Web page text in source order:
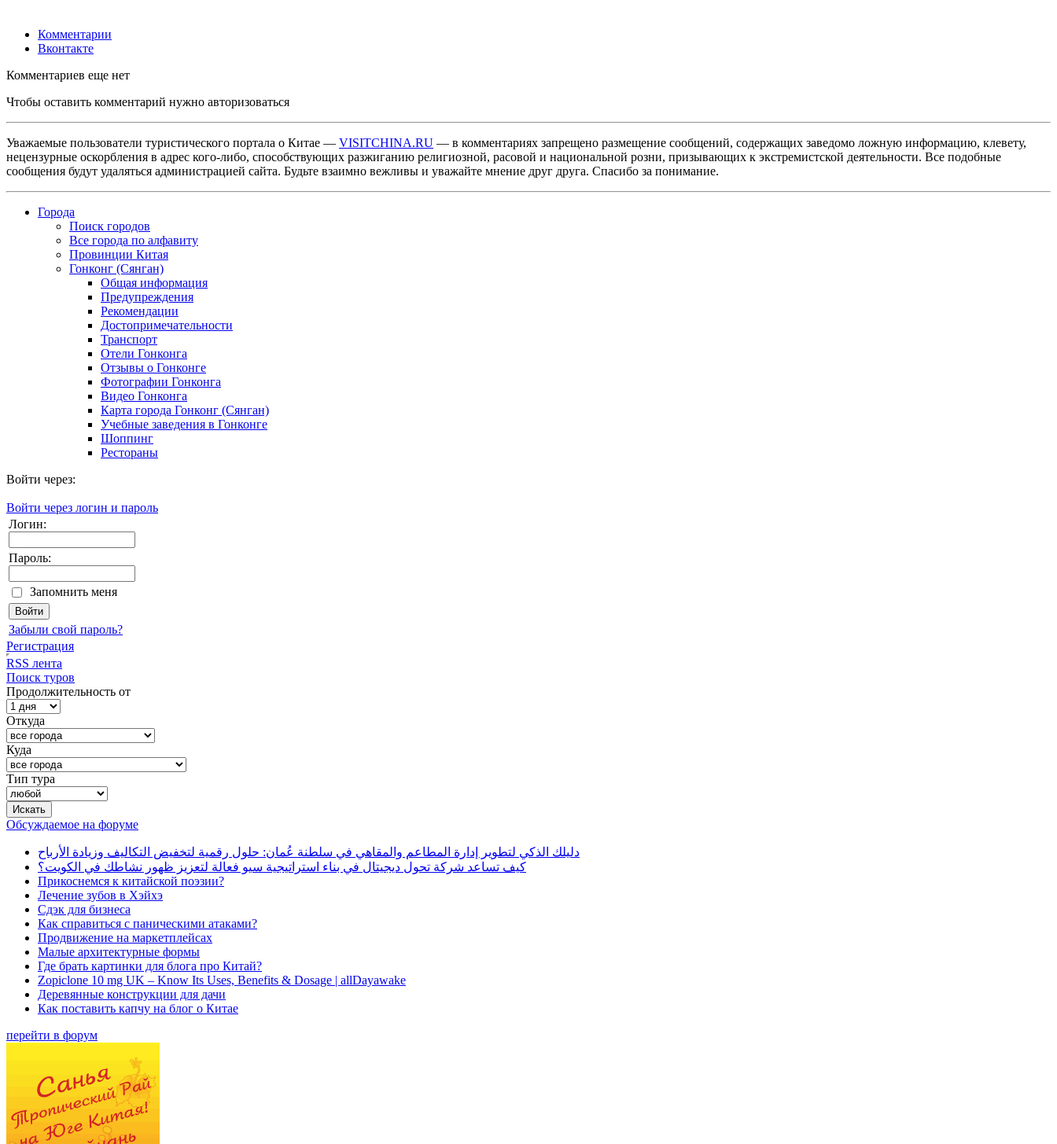
Комментарии
Вконтакте
Комментариев еще нет
Чтобы оставить комментарий нужно авторизоваться
Уважаемые пользователи туристического портала о Китае — VISITCHINA.RU — в комментариях запрещено размещение сообщений, содержащих заведомо ложную информацию, клевету,
нецензурные оскорбления в адрес кого-либо, способствующих разжиганию религиозной, расовой и национальной розни, призывающих к экстремистской деятельности. Все подобные
сообщения будут удаляться администрацией сайта. Будьте взаимно вежливы и уважайте мнение друг друга. Спасибо за понимание.
Города
Поиск городов
Все города по алфавиту
Провинции Китая
Гонконг (Сянган)
Общая информация
Предупреждения
Рекомендации
Достопримечательности
Транспорт
Отели Гонконга
Отзывы о Гонконге
Фотографии Гонконга
Видео Гонконга
Карта города Гонконг (Сянган)
Учебные заведения в Гонконге
Шоппинг
Рестораны
Войти через:
Войти через логин и пароль
Логин:
Пароль:
Запомнить меня
Забыли свой пароль?
Регистрация
RSS лента
Поиск туров
Продолжительность от
Откуда
Куда
Тип тура
Обсуждаемое на форуме
دليلك الذكي لتطوير إدارة المطاعم والمقاهي في سلطنة عُمان: حلول رقمية لتخفيض التكاليف وزيادة الأرباح
كيف تساعد شركة تحول ديجيتال في بناء استراتيجية سيو فعالة لتعزيز ظهور نشاطك في الكويت؟
Прикоснемся к китайской поэзии?
Лечение зубов в Хэйхэ
Сдэк для бизнеса
Как справиться с паническими атаками?
Продвижение на маркетплейсах
Малые архитектурные формы
Где брать картинки для блога про Китай?
Zopiclone 10 mg UK – Know Its Uses, Benefits & Dosage | allDayawake
Деревянные конструкции для дачи
Как поставить капчу на блог о Китае
перейти в форум